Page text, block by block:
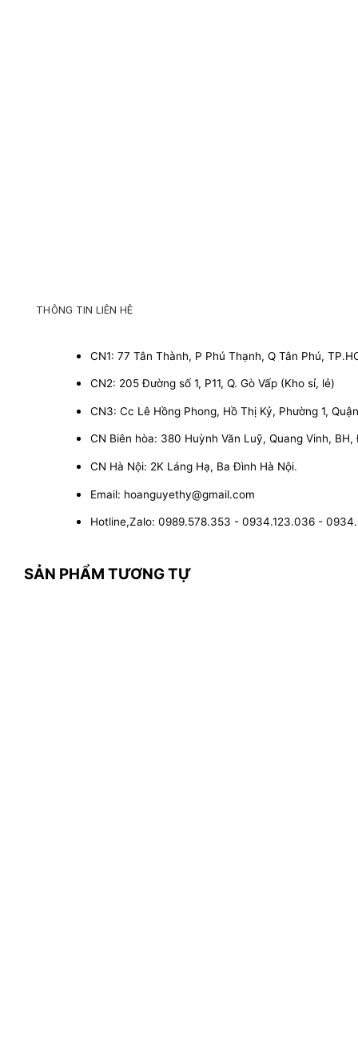
THÔNG TIN LIÊN HỆ
CN1: 77 Tân Thành, P Phú Thạnh, Q Tân Phú,
CN2: 205 Đường số 1, P11, Q. Gò Vấp (Kho sỉ, lẻ)
CN3: Cc Lê Hồng Phong, Hồ Thị Kỷ, Phường 1,
CN Biên hòa: 380 Huỳnh Văn Luỹ, Quang Vinh, BH,
CN Hà Nội: 2K Láng Hạ, Ba Đình Hà Nội.
Email: hoanguyethy@gmail.com
Hotline,Zalo: 0989.578.353 - 0934.123.036 -
SẢN PHẨM TƯƠNG TỰ